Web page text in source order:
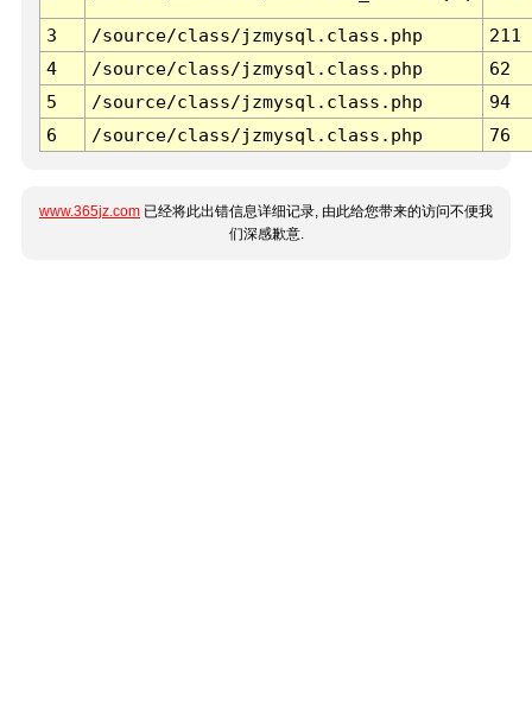
3 /source/class/jzmysql.class.php
211
4
/source/class/jzmysql.class.php
62
5
/source/class/jzmysql.class.php
94
6
/source/class/jzmysql.class.php 76
www.365jz.com 已经将此出错信息详细记录, 由此给您带来的访问不便我
们深感歉意.